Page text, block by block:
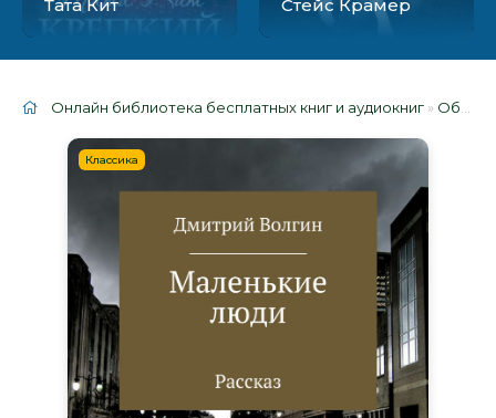
Тата Кит
Стейс Крамер
Онлайн библиотека бесплатных книг и аудиокниг » Облако тегов
Классика